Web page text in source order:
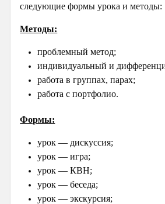
следующие формы урока и методы:
Методы:
проблемный метод;
индивидуальный и
работа в группах, парах;
работа с портфолио.
Формы:
урок — дискуссия;
урок — игра;
урок — КВН;
урок — беседа;
урок — экскурсия;